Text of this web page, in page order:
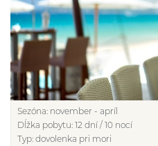
Sezóna: november - apríl
Dĺžka pobytu: 12 dní / 10 nocí
Typ: dovolenka pri mori